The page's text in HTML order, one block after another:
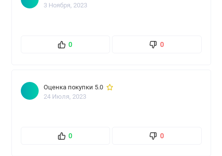
3 Ноября, 2023
0 0
Оценка покупки 5.0
24 Июля, 2023
0 0